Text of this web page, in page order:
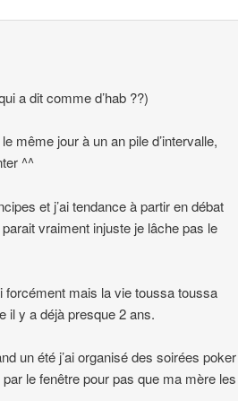
a dit comme d’hab ??)
même jour à un an pile d’intervalle,
^^
et j’ai tendance à partir en débat
vraiment injuste je lâche pas le
forcément mais la vie toussa toussa
il y a déjà presque 2 ans.
un été j’ai organisé des soirées poker
le fenêtre pour pas que ma mère les